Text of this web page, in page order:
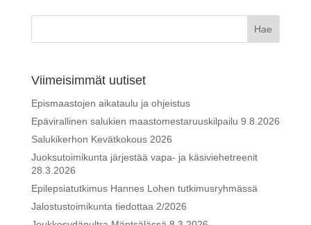
Viimeisimmät uutiset
Epismaastojen aikataulu ja ohjeistus
Epävirallinen salukien maastomestaruuskilpailu 9.8.2026
Salukikerhon Kevätkokous 2026
Juoksutoimikunta järjestää vapa- ja käsiviehetreenit
28.3.2026
Epilepsiatutkimus Hannes Lohen tutkimusryhmässä
Jalostustoimikunta tiedottaa 2/2026